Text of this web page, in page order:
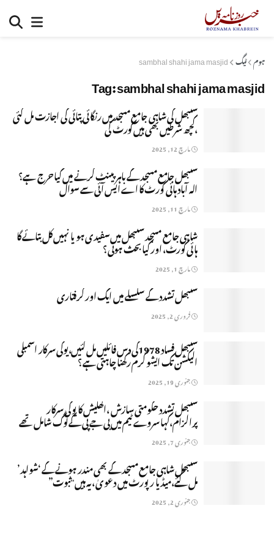
ہوم ٹیگ sambhal shahi jama masjid
Tag:sambhal shahi jama masjid
سنبھل کی شاہی جامع مسجد میں رنگائی پتائی کی اجازت مل گئی
،کچھ شرطیں بھی ہیں کورٹ کی
مارچ 12, 2025
سنبھل جامع مسجد کے باہر پینٹ کرنے میں کیا حرج ہے؟
الہ آباد ہائی کورٹ کا اے ایس آئی سے سوال
مارچ 11, 2025
شاہی جامع مسجد سنبھل میں سفیدی ہو یا نہیں کل بتائے گا
ہائی کورٹ، اور کیا بحث ہوئی؟
مارچ 1, 2025
سنبھل تشدد کے سلسلے میں ایک اور گرفتاری
فروری 2, 2025
سنبھل فساد 1978کی دس فائلیں مل گئیں،یوگی سرکار اسمبلی
الیکشن تک ایشو گرم رکھنا چاہتی ہے؟
جنوری 19, 2025
سنبھل تشدد حکومتی سازش ،اکھلیش کا یوگی سرکار
پرالزام،کہا سروے ٹیم میں بی جے پی کےلوگ شامل تھے
جنوری 7, 2025
سنبھل شاہی جامع مسجد کے بھی مندر ہونے کے ‘شواہد’
مل گئے،میڈیا رپورٹ میں دعویٰ ،یہ ہیں "ثبوت”
جنوری 2, 2025